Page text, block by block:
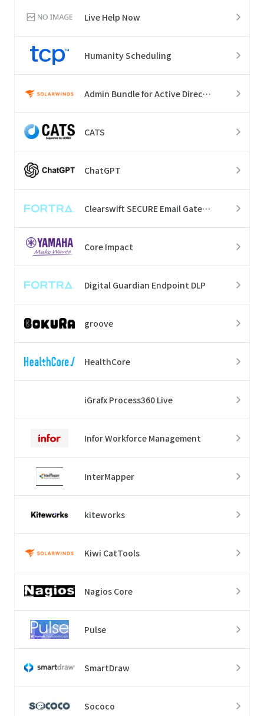
Live Help Now
Humanity Scheduling
Admin Bundle for Active Directory
CATS
ChatGPT
Clearswift SECURE Email Gateway
Core Impact
Digital Guardian Endpoint DLP
groove
HealthCore
iGrafx Process360 Live
Infor Workforce Management
InterMapper
kiteworks
Kiwi CatTools
Nagios Core
Pulse
SmartDraw
Sococo